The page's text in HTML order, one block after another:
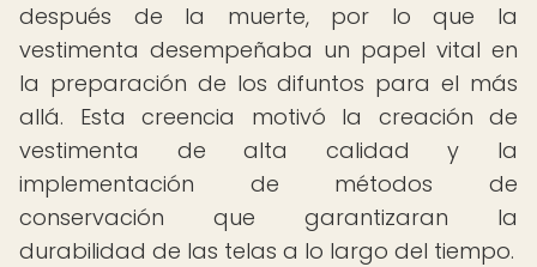
después de la muerte, por lo que la
vestimenta desempeñaba un papel vital en
la preparación de los difuntos para el más
allá. Esta creencia motivó la creación de
vestimenta de alta calidad y la
implementación de métodos de
conservación que garantizaran la
durabilidad de las telas a lo largo del tiempo.